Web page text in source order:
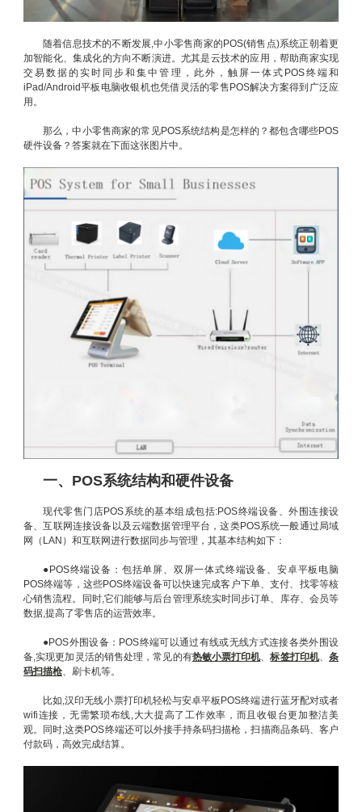
随着信息技术的不断发展,中小零售商家的POS(销售点)系统正朝着更
加智能化、集成化的方向不断演进。尤其是云技术的应用，帮助商家实现
交易数据的实时同步和集中管理，此外，触屏一体式POS终端和
iPad/Android平板电脑收银机也凭借灵活的零售POS解决方案得到广泛应
用。
那么，中小零售商家的常见POS系统结构是怎样的？都包含哪些POS
硬件设备？答案就在下面这张图片中。
一、POS系统结构和硬件设备
现代零售门店POS系统的基本组成包括:POS终端设备、外围连接设
备、互联网连接设备以及云端数据管理平台，这类POS系统一般通过局域
网（LAN）和互联网进行数据同步与管理，其基本结构如下：
●POS终端设备：包括单屏、双屏一体式终端设备、安卓平板电脑
POS终端等，这些POS终端设备可以快速完成客户下单、支付、找零等核
心销售流程。同时,它们能够与后台管理系统实时同步订单、库存、会员等
数据,提高了零售店的运营效率。
●POS外围设备：POS终端可以通过有线或无线方式连接各类外围设
备,实现更加灵活的销售处理，常见的有热敏小票打印机、标签打印机、 条
码扫描枪、刷卡机等。
比如,汉印无线小票打印机轻松与安卓平板POS终端进行蓝牙配对或者
wifi连接，无需繁琐布线,大大提高了工作效率，而且收银台更加整洁美
观。同时,这类POS终端还可以外接手持条码扫描枪，扫描商品条码、客户
付款码，高效完成结算。